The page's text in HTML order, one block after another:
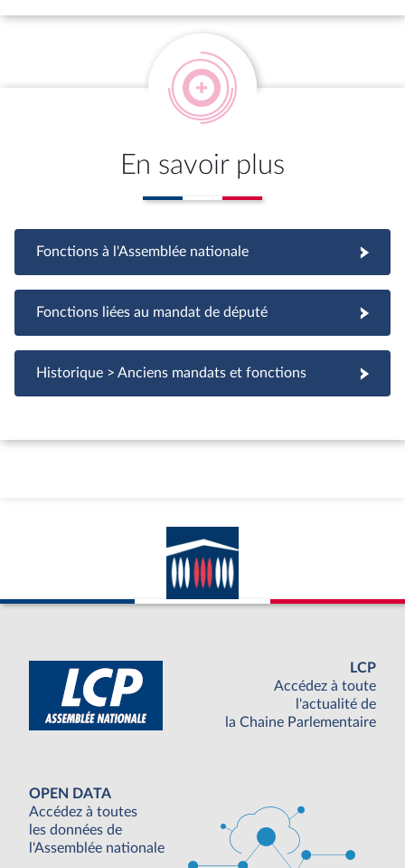
En savoir plus
Fonctions à l'Assemblée nationale
Fonctions à l'Assemblée nationale
Fonctions liées au mandat de député
Fonctions liées au mandat de député
Historique > Anciens mandats et fonctions
LCP
Accédez à toute
l'actualité de
la Chaine Parlementaire
OPEN DATA
Accédez à toutes
les données de
l'Assemblée nationale